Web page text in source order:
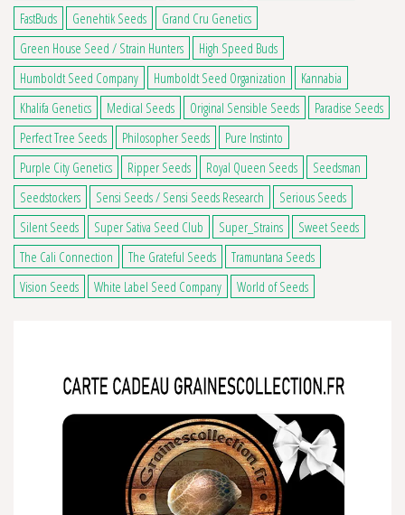
FastBuds
Genehtik Seeds
Grand Cru Genetics
Green House Seed / Strain Hunters
High Speed Buds
Humboldt Seed Company
Humboldt Seed Organization
Kannabia
Khalifa Genetics
Medical Seeds Original Sensible Seeds
Paradise Seeds
Perfect Tree Seeds
Philosopher Seeds
Pure Instinto
Purple City Genetics
Ripper Seeds Royal Queen Seeds
Seedsman
Seedstockers
Sensi Seeds / Sensi Seeds Research
Serious Seeds
Silent Seeds
Super Sativa Seed Club Super_Strains
Sweet Seeds
The Cali Connection
The Grateful Seeds
Tramuntana Seeds
Vision Seeds
White Label Seed Company World of Seeds